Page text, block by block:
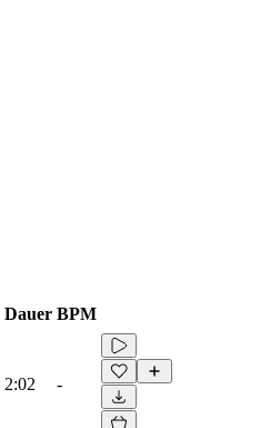
Dauer BPM
2:02 -